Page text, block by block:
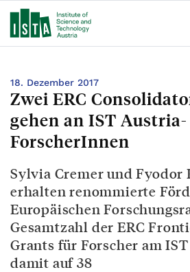
18. Dezember 2017
Zwei ERC
gehen an IST Austria-
ForscherInnen
Sylvia Cremer und Fyodor
erhalten renommierte
Europäischen
Gesamtzahl der ERC
Grants für Forscher am
damit auf 38